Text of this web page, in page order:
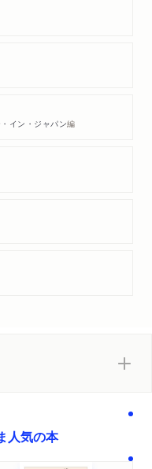
イン・ジャパン編
人気の本